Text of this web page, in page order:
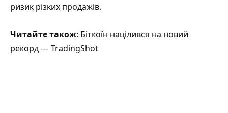
ризик різких продажів.
Читайте також: Біткоїн націлився на новий
рекорд — TradingShot